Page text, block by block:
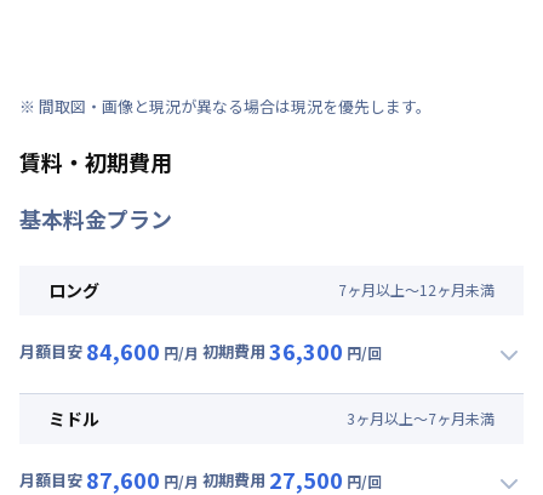
※ 間取図・画像と現況が異なる場合は現況を優先します。
賃料・初期費用
基本料金プラン
ロング 7ヶ月以上～12ヶ月未満
月額目安 84,600 円/月 初期費用 36,300 円/回
月額賃料目安(30日利用)
光熱費他 : 21,000円/月 (700円/日) (税抜)
ミドル 3ヶ月以上～7ヶ月未満
月額目安 87,600 円/月 初期費用 27,500 円/回